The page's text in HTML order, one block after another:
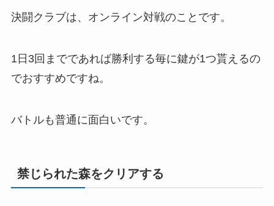
決闘クラブは、オンライン対戦のことです。
1日3回までであれば勝利する毎に鍵が1つ貰えるの
でおすすめですね。
バトルも普通に面白いです。
禁じられた森をクリアする